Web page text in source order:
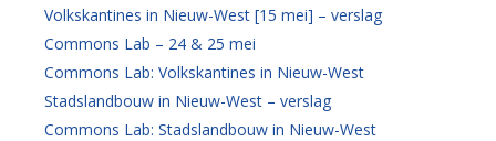
Volkskantines in Nieuw-West [15 mei] – verslag
Commons Lab – 24 & 25 mei
Commons Lab: Volkskantines in Nieuw-West
Stadslandbouw in Nieuw-West – verslag
Commons Lab: Stadslandbouw in Nieuw-West